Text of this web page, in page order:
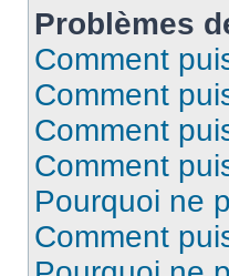
Problèmes
Comment
Comment
Comment
Comment
Pourquoi ne
Comment